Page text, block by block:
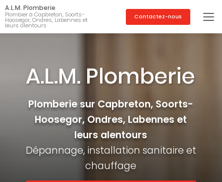
Aller
au
contenu
principal
A.L.M. Plomberie
Plombier à Capbreton, Soorts-
Hoosegor, Ondres, Labennes et
leurs alentours
Contactez-nous
Plomberie sur Capbreton, Soorts-
Hoosegor, Ondres, Labennes et
leurs alentours
Dépannage, installation sanitaire et
chauffage